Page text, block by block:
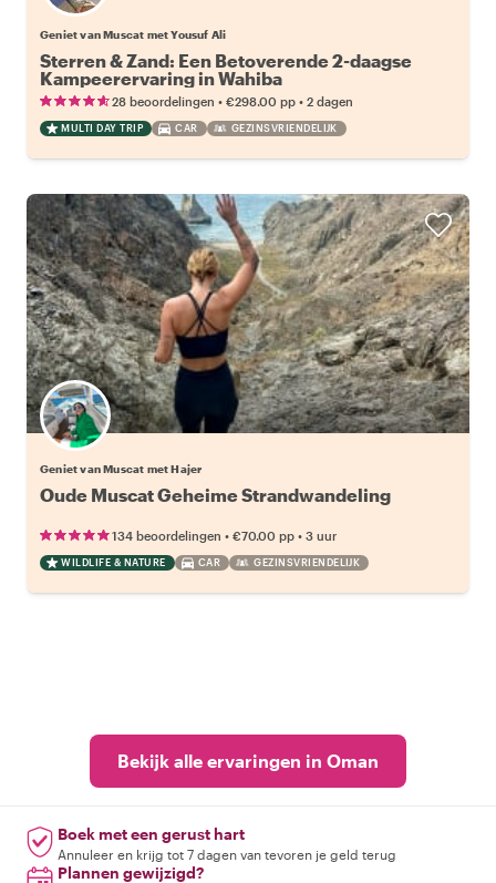
Geniet van Muscat met Yousuf Ali
Sterren & Zand: Een Betoverende 2-daagse
Kampeerervaring in Wahiba
28 beoordelingen • €298.00 pp • 2 dagen
MULTI DAY TRIP CAR GEZINSVRIENDELIJK
Geniet van Muscat met Hajer
Oude Muscat Geheime Strandwandeling
134 beoordelingen • €70.00 pp • 3 uur
WILDLIFE & NATURE CAR GEZINSVRIENDELIJK
Bekijk alle ervaringen in Oman
Boek met een gerust hart
Annuleer en krijg tot 7 dagen van tevoren je geld terug
Plannen gewijzigd?